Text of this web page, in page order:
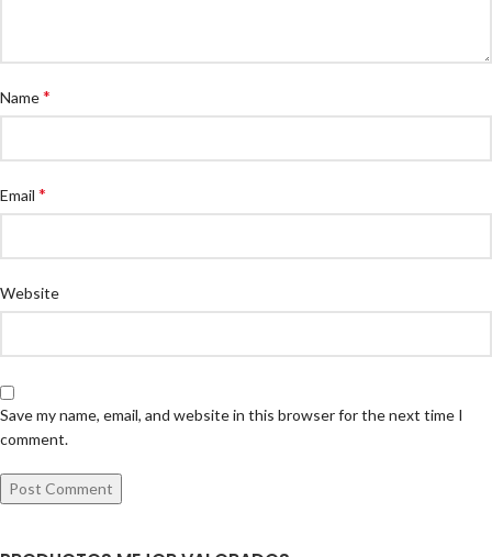
Name*
Email *
Website
Save my name, email, and website in this browser for the next time I
comment.